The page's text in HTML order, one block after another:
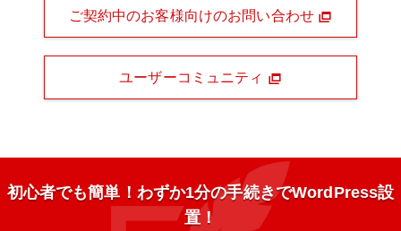
ご契約中のお客様向けのお問い合わせ
ユーザーコミュニティ
初心者でも簡単！わずか1分の手続きでWordPress設
置！